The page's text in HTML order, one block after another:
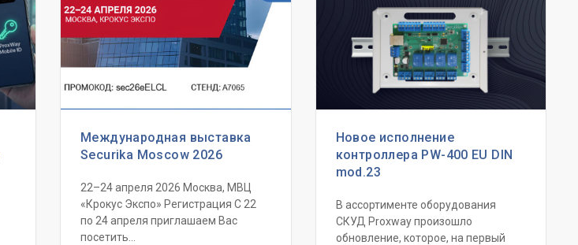
Международная выставка
Securika Moscow 2026
22–24 апреля 2026 Москва, МВЦ
«Крокус Экспо» Регистрация C 22
по 24 апреля приглашаем Вас
посетить...
Новое исполнение
контроллера PW-400 EU DIN
mod.23
В ассортименте оборудования
СКУД Proxway произошло
обновление, которое, на первый